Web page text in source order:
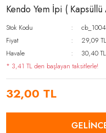
Kendo Yem İpi (
Stok Kodu
Fiyat
29,09
Havale
30,40
* 3,41 TL den başlayan taksitlerle!
32,00 TL